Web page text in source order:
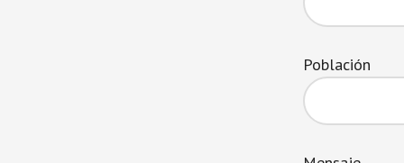
Población